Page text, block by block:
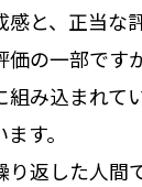
と、正当な
価の一部です
組み込まれて
す。
返した人間